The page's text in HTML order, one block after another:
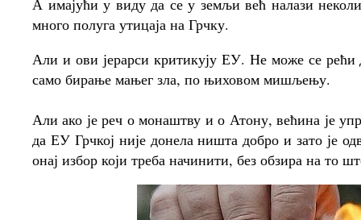
А имајући у виду да се у земљи већ налази
много полуга утицаја на Грчку.
Али и ови јерарси критикују ЕУ. Не може се рећи
само бирање мањег зла, по њиховом мишљењу.
Али ако је реч о монаштву и о Атону, већина је
да ЕУ Грчкој није донела ништа добро и зато је
онај избор који треба начинити, без обзира на то